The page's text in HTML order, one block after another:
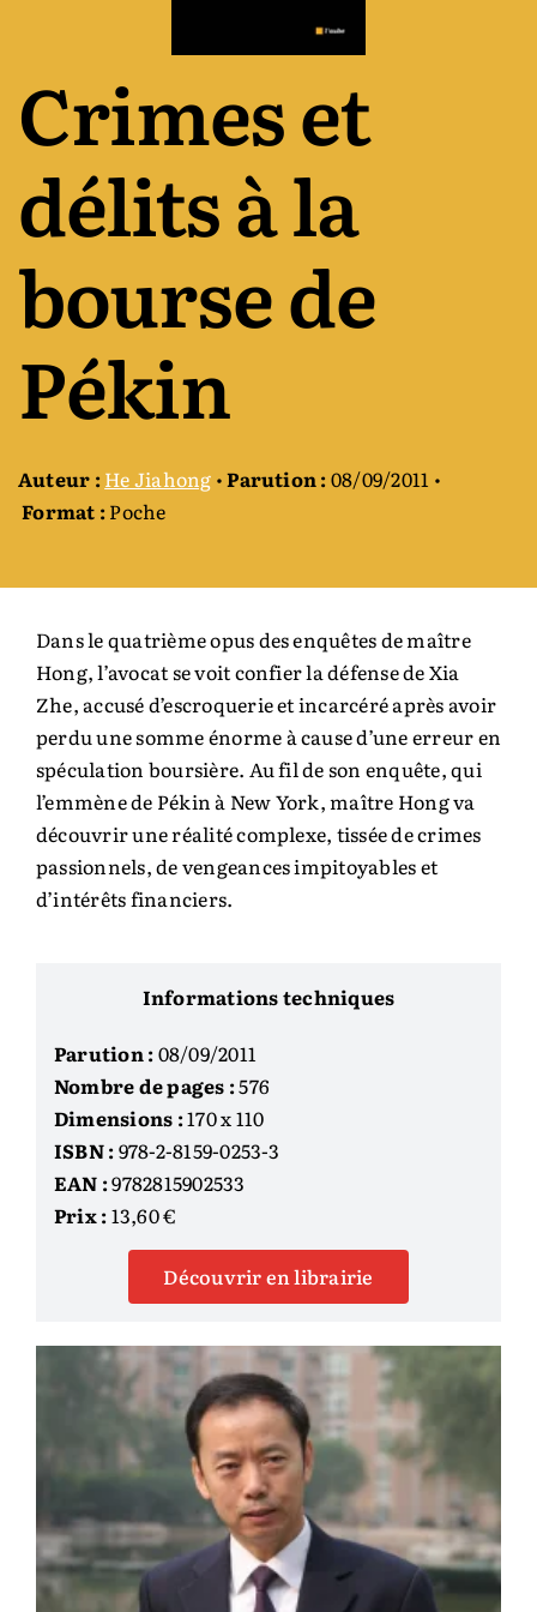
Bibliothèque des territoires
Équipe
Catalogue
Rechercher:
Crimes et
délits à la
bourse de
Pékin
Auteur :He Jiahong •Parution :08/09/2011 •
Format :Poche
Dans le quatrième opus des enquêtes de maître
Hong, l’avocat se voit confier la défense de Xia
Zhe, accusé d’escroquerie et incarcéré après avoir
perdu une somme énorme à cause d’une erreur en
spéculation boursière. Au fil de son enquête, qui
l’emmène de Pékin à New York, maître Hong va
découvrir une réalité complexe, tissée de crimes
passionnels, de vengeances impitoyables et
d’intérêts financiers.
Informations techniques
Parution :08/09/2011
Nombre de pages :576
Dimensions :170 x 110
ISBN :978-2-8159-0253-3
EAN :9782815902533
Prix :13,60 €
Découvrir en librairie